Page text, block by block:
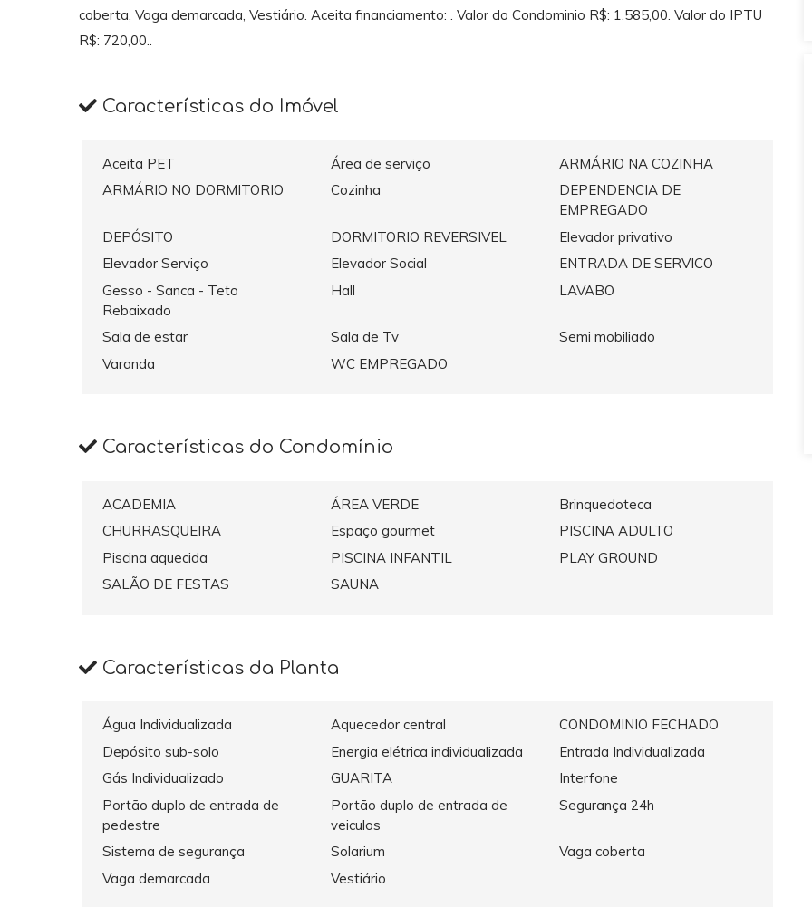
coberta, Vaga demarcada, Vestiário. Aceita financiamento: . Valor do Condominio R$: 1.585,00. Valor do IPTU
R$: 720,00..
Características do Imóvel
Aceita PET Área de serviço
ARMÁRIO NA COZINHA
ARMÁRIO NO DORMITORIO
Cozinha
DEPENDENCIA DE
EMPREGADO
DEPÓSITO
DORMITORIO REVERSIVEL
Elevador privativo
Elevador Serviço
Elevador Social
ENTRADA DE SERVICO
Gesso - Sanca - Teto
Rebaixado
Hall LAVABO
Sala de estar Sala de Tv
Semi mobiliado
Varanda
WC EMPREGADO
Características do Condomínio
ACADEMIA ÁREA VERDE
Brinquedoteca
CHURRASQUEIRA
Espaço gourmet
PISCINA ADULTO
Piscina aquecida
PISCINA INFANTIL
PLAY GROUND
SALÃO DE FESTAS
SAUNA
Características da Planta
Água Individualizada Aquecedor central
CONDOMINIO FECHADO
Depósito sub-solo
Energia elétrica individualizada
Entrada Individualizada
Gás Individualizado
GUARITA
Interfone
Portão duplo de entrada de
pedestre
Portão duplo de entrada de
veiculos
Segurança 24h
Sistema de segurança Solarium
Vaga coberta
Vaga demarcada
Vestiário